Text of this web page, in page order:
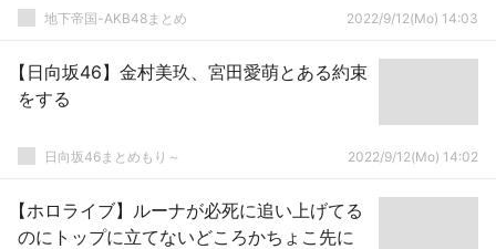
地下帝国-AKB48まとめ 2022/9/12(Mo) 14:03
【日向坂46】金村美玖、宮田愛萌とある約束
をする
日向坂46まとめもり～ 2022/9/12(Mo) 14:02
【ホロライブ】ルーナが必死に追い上げてる
のにトップに立てないどころかちょこ先に